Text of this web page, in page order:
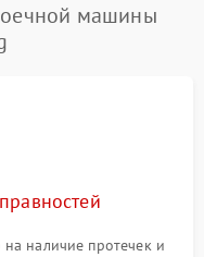
машины
наличие протечек и